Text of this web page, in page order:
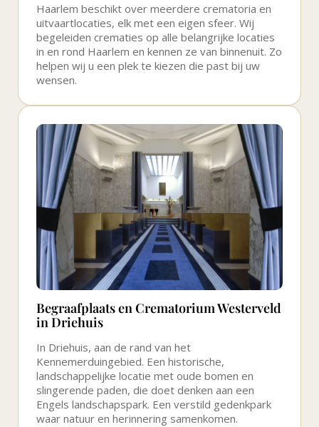
Haarlem beschikt over meerdere crematoria en
uitvaartlocaties, elk met een eigen sfeer. Wij
begeleiden crematies op alle belangrijke locaties
in en rond Haarlem en kennen ze van binnenuit. Zo
helpen wij u een plek te kiezen die past bij uw
wensen.
Begraafplaats en Crematorium Westerveld
in Driehuis
In Driehuis, aan de rand van het
Kennemerduingebied. Een historische,
landschappelijke locatie met oude bomen en
slingerende paden, die doet denken aan een
Engels landschapspark. Een verstild gedenkpark
waar natuur en herinnering samenkomen.